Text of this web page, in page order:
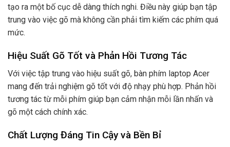
tạo ra một bố cục dễ dàng thích nghi. Điều này giúp bạn tập
trung vào việc gõ mà không cần phải tìm kiếm các phím quá
mức.
Hiệu Suất Gõ Tốt và Phản Hồi Tương Tác
Với việc tập trung vào hiệu suất gõ, bàn phím laptop Acer
mang đến trải nghiệm gõ tốt với độ nhạy phù hợp. Phản hồi
tương tác từ mỗi phím giúp bạn cảm nhận mỗi lần nhấn và
gõ một cách chính xác.
Chất Lượng Đáng Tin Cậy và Bền Bỉ